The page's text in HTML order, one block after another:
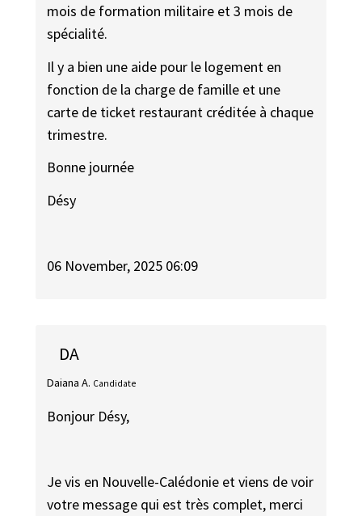
mois de formation militaire et 3 mois de
spécialité.
Il y a bien une aide pour le logement en
fonction de la charge de famille et une
carte de ticket restaurant créditée à chaque
trimestre.
Bonne journée
Désy
06 November, 2025 06:09
DA
Daiana A. Candidate
Bonjour Désy,
Je vis en Nouvelle-Calédonie et viens de voir
votre message qui est très complet, merci